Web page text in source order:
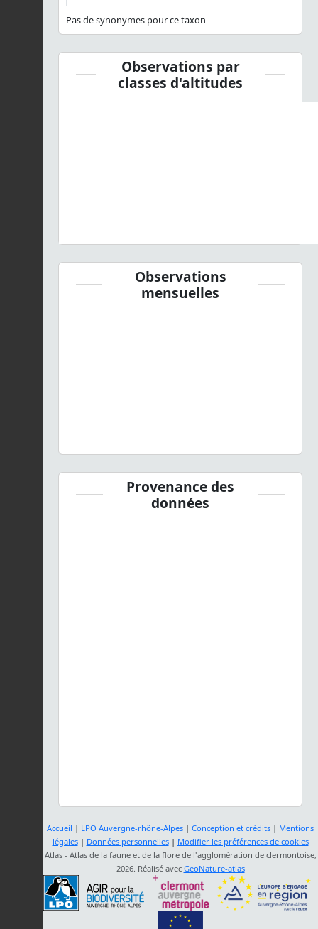
Pas de synonymes pour ce taxon
Observations par
classes d'altitudes
Observations
mensuelles
Provenance des
données
Accueil | LPO Auvergne-rhône-Alpes | Conception et crédits | Mentions
légales| Données personnelles| Modifier les préférences de cookies
Atlas - Atlas de la faune et de la flore de l'agglomération de clermontoise,
2026. Réalisé avec GeoNature-atlas